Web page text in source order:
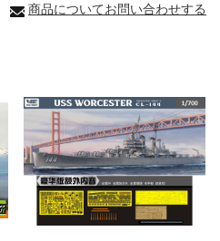
商品についてお問い合わせする